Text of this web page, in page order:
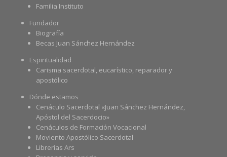
Familia Instituto
Fundador
Biografía
Becas Juan Sánchez Hernández
Espiritualidad
Carisma sacerdotal, eucarístico, reparador y
apostólico
Dónde estamos
Cenáculo Sacerdotal «Juan Sánchez Hernández,
Apóstol del Sacerdocio»
Cenáculos de Formación Vocacional
Moviento Apostólico Sacerdotal
Librerías Ars